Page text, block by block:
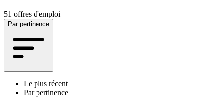
51 offres d'emploi
Par pertinence
Le plus récent
Par pertinence